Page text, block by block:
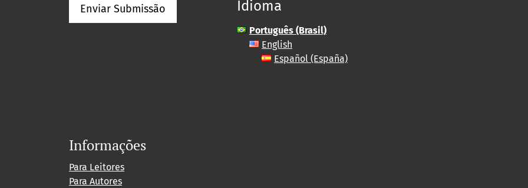
Enviar Submissão Idioma
Português (Brasil)
English
Español (España)
Informações
Para Leitores
Para Autores